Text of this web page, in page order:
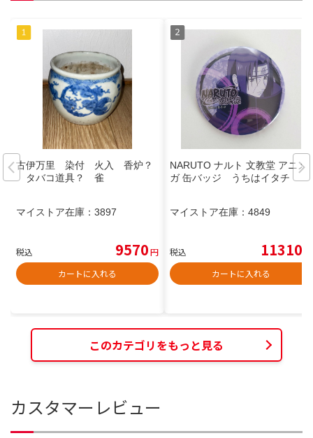
古伊万里 染付 火入 香炉？
タバコ道具？ 雀
マイストア在庫： 3897
税込 9570円
カートに入れる
NARUTO ナルト 文教堂 アニメ
ガ 缶バッジ うちはイタチ
マイストア在庫： 4849
税込 11310
カートに入れる
このカテゴリをもっと見る
カスタマーレビュー